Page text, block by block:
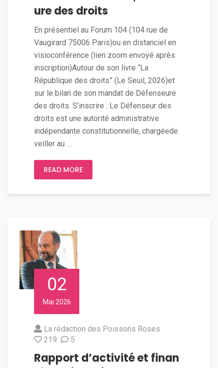
ure des droits
En présentiel au Forum 104 (104 rue de
Vaugirard 75006 Paris)ou en distanciel en
visioconférence (lien zoom envoyé après
inscription)Autour de son livre “La
République des droits” (Le Seuil, 2026)et
sur le bilan de son mandat de Défenseure
des droits. S’inscrire : Le Défenseur des
droits est une autorité administrative
indépendante constitutionnelle, chargéede
veiller au …
READ MORE
02
Mai 2026
La rédaction des Poissons Roses
219
5
Rapport d’activité et finan